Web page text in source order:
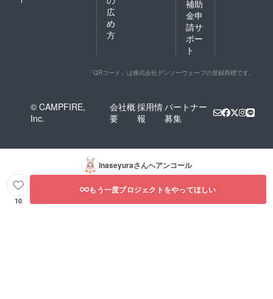
広
め
方
補助
金申
請サ
ポー
ト
「QRコード」は株式会社デンソーウェーブの登録商標です。
© CAMPFIRE,
Inc.
会社概
要
採用情
報
パートナー
募集
inaseyuraさんへアンコール
10
もう一度プロジェクトをやってほしい